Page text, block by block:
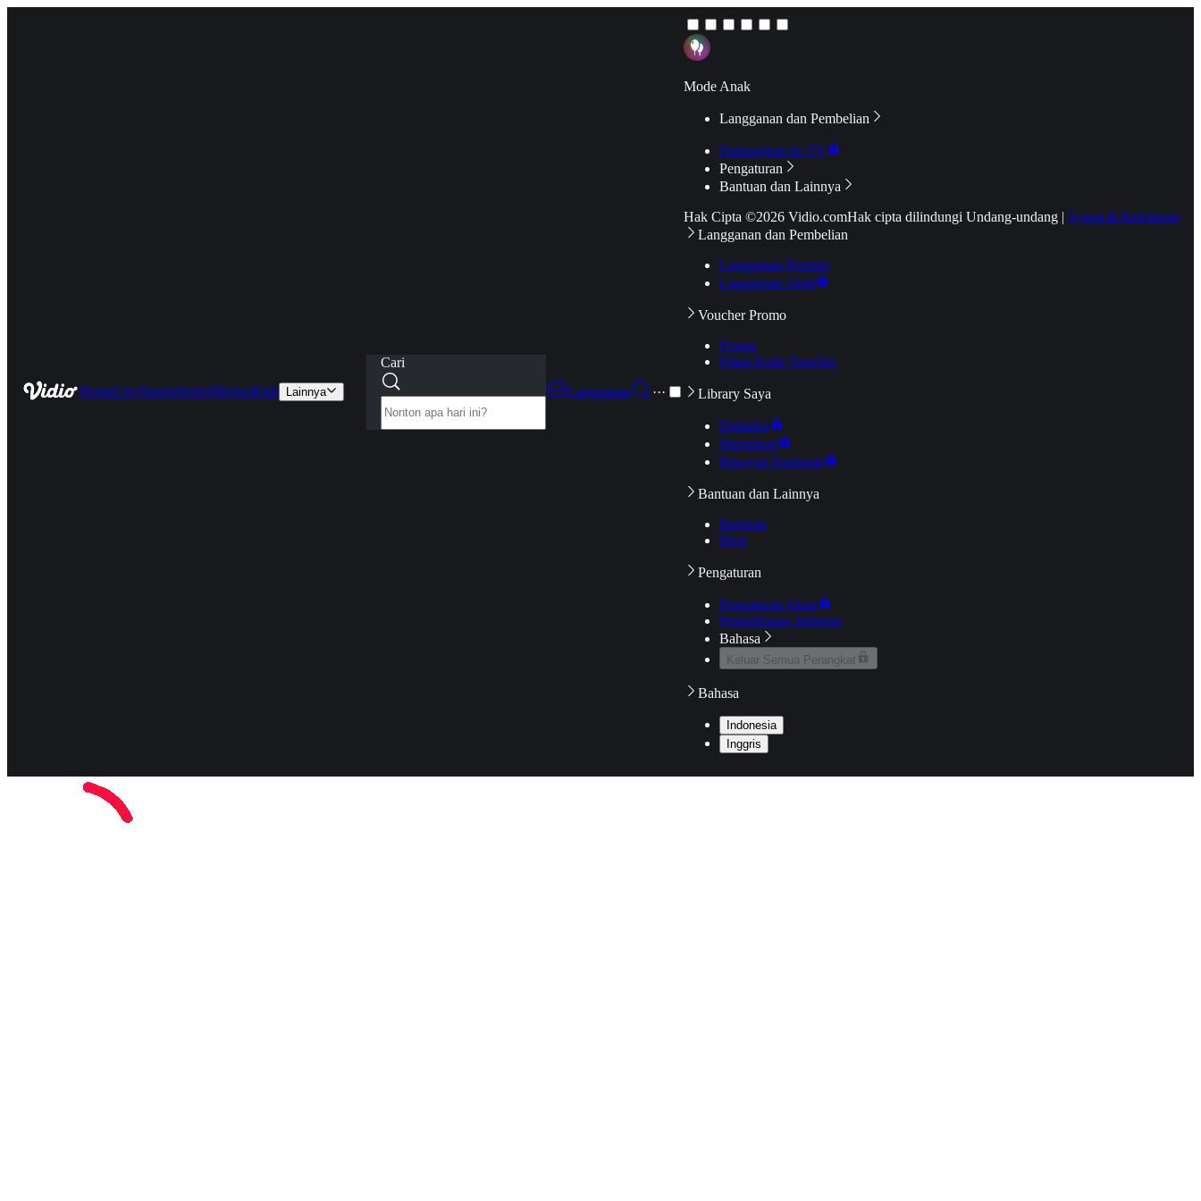
HomeLiveSportsSeriesMoviesKids Lainnya
Cari
Langganan
···
Mode Anak
Langganan dan Pembelian
Hubungkan ke TV
Pengaturan
Bantuan dan Lainnya
Hak Cipta ©2026 Vidio.comHak cipta dilindungi Undang-undang | Syarat & Ketentuan
Langganan dan Pembelian
Langganan Premier
Langganan Aktif
Voucher Promo
Promo
Pakai Kode Voucher
Library Saya
Daftarku
Mengikuti
Riwayat Tontonan
Bantuan dan Lainnya
Bantuan
Blog
Pengaturan
Pengaturan Akun
Pemeriksaan Jaringan
Bahasa
Keluar Semua Perangkat
Bahasa
Indonesia
Inggris